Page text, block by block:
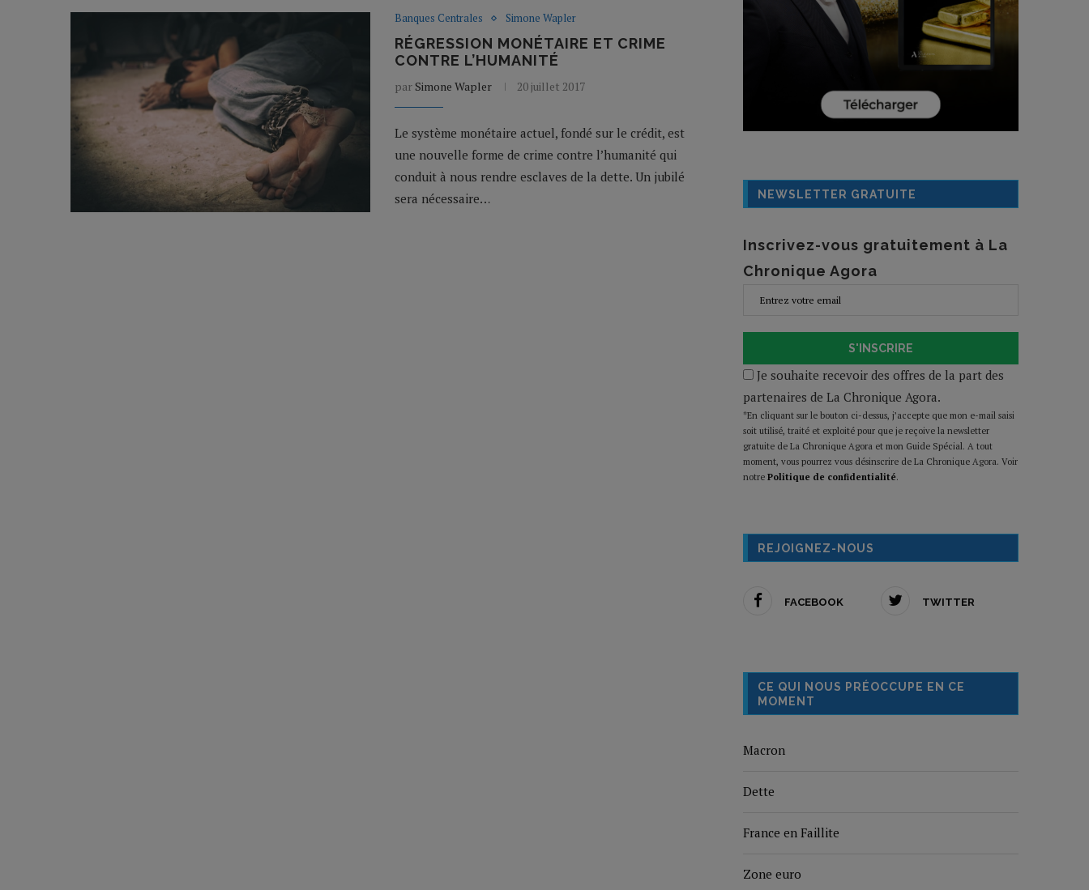
Banques Centrales Simone Wapler
RÉGRESSION MONÉTAIRE ET CRIME
CONTRE L’HUMANITÉ
par Simone Wapler 20 juillet 2017
Le système monétaire actuel, fondé sur le crédit, est
une nouvelle forme de crime contre l’humanité qui
conduit à nous rendre esclaves de la dette. Un jubilé
sera nécessaire…
NEWSLETTER GRATUITE
Inscrivez-vous gratuitement à La
Chronique Agora
S'INSCRIRE
Je souhaite recevoir des offres de la part des
partenaires de La Chronique Agora.
*En cliquant sur le bouton ci-dessus, j’accepte que mon e-mail saisi
soit utilisé, traité et exploité pour que je reçoive la newsletter
gratuite de La Chronique Agora et mon Guide Spécial. A tout
moment, vous pourrez vous désinscrire de La Chronique Agora. Voir
notre Politique de confidentialité.
REJOIGNEZ-NOUS
FACEBOOK TWITTER
CE QUI NOUS PRÉOCCUPE EN CE
MOMENT
Macron
Dette
France en Faillite
Zone euro